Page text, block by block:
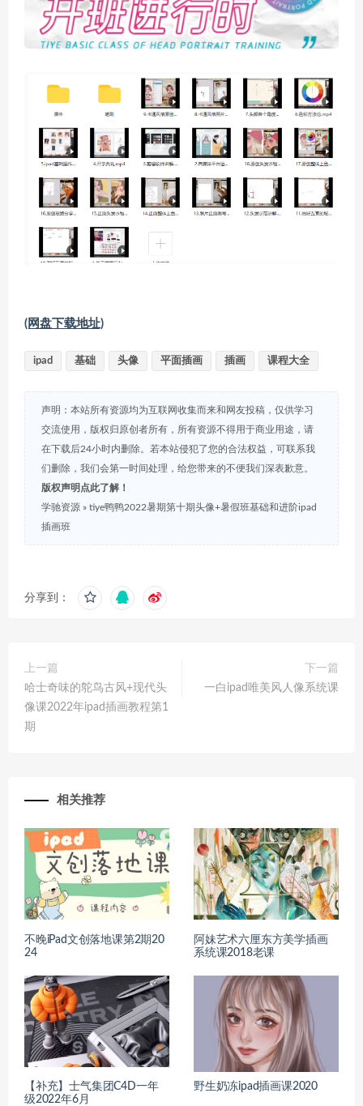
(网盘下载地址)
ipad 基础 头像 平面插画 插画 课程大全
声明：本站所有资源均为互联网收集而来和网友投稿，仅供学习
交流使用，版权归原创者所有，所有资源不得用于商业用途，请
在下载后24小时内删除。若本站侵犯了您的合法权益，可联系我
们删除，我们会第一时间处理，给您带来的不便我们深表歉意。
版权声明点此了解！
学驰资源 » tiye鸭鸭2022暑期第十期头像+暑假班基础和进阶ipad
插画班
分享到：
上一篇
哈士奇味的鸵鸟古风+现代头
像课2022年ipad插画教程第1
期
下一篇
一白ipad唯美风人像系统课
相关推荐
不晚iPad文创落地课第2期20
24
阿妹艺术六厘东方美学插画
系统课2018老课
【补充】士气集团C4D一年
级2022年6月
野生奶冻ipad插画课2020